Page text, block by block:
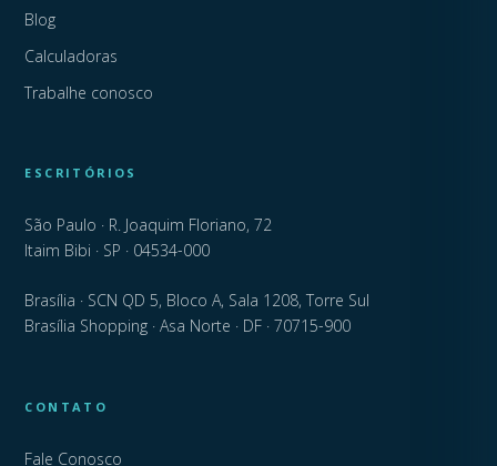
Blog
Calculadoras
Trabalhe conosco
ESCRITÓRIOS
São Paulo · R. Joaquim Floriano, 72
Itaim Bibi · SP · 04534-000
Brasília · SCN QD 5, Bloco A, Sala 1208, Torre Sul
Brasília Shopping · Asa Norte · DF · 70715-900
CONTATO
Fale Conosco